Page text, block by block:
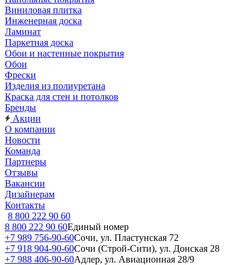
Виниловая плитка
Инженерная доска
Ламинат
Паркетная доска
Обои и настенные покрытия
Обои
Фрески
Изделия из полиуретана
Краска для стен и потолков
Бренды
Акции
О компании
Новости
Команда
Партнеры
Отзывы
Вакансии
Дизайнерам
Контакты
8 800 222 90 60
8 800 222 90 60Единый номер
+7 989 756-90-60Сочи, ул. Пластунская 72
+7 918 904-90-60Сочи (Строй-Сити), ул. Донская 28
+7 988 406-90-60Адлер, ул. Авиационная 28/9